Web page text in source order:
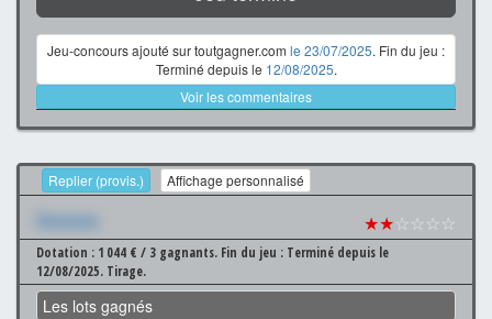
Jeu-concours ajouté sur toutgagner.com le 23/07/2025. Fin du jeu :
Terminé depuis le 12/08/2025.
Voir les commentaires
Replier (provis.) Affichage personnalisé
Xxxxxxx ★★☆☆☆☆
Dotation : 1 044 € / 3 gagnants. Fin du jeu : Terminé depuis le
12/08/2025. Tirage.
Les lots gagnés